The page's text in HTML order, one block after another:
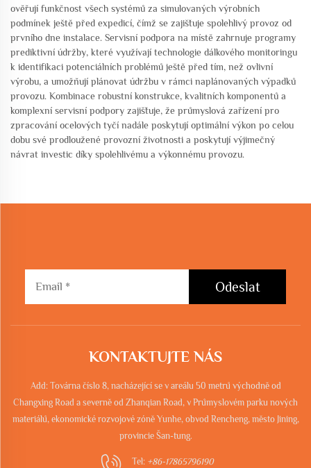
ověřují funkčnost všech systémů za simulovaných výrobních
podmínek ještě před expedicí, čímž se zajišťuje spolehlivý provoz od
prvního dne instalace. Servisní podpora na místě zahrnuje programy
prediktivní údržby, které využívají technologie dálkového monitoringu
k identifikaci potenciálních problémů ještě před tím, než ovlivní
výrobu, a umožňují plánovat údržbu v rámci naplánovaných výpadků
provozu. Kombinace robustní konstrukce, kvalitních komponentů a
komplexní servisní podpory zajišťuje, že průmyslová zařízení pro
zpracování ocelových tyčí nadále poskytují optimální výkon po celou
dobu své prodloužené provozní životnosti a poskytují výjimečný
návrat investic díky spolehlivému a výkonnému provozu.
Odeslat
KONTAKTUJTE NÁS
Add: Továrna číslo 8, nacházející se v areálu 50 metrů východně od
Changxing Road a severně od Zhanqian Road, v Průmyslovém parku nových
materiálů, ekonomické rozvojové zóně Yunhe, obvod Rencheng, město Jining,
provincie Šan-tung.
Tel: +86-17865796190